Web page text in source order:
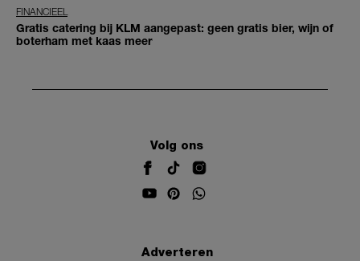
FINANCIEEL
Gratis catering bij KLM aangepast: geen gratis bier, wijn of
boterham met kaas meer
Volg ons
Adverteren